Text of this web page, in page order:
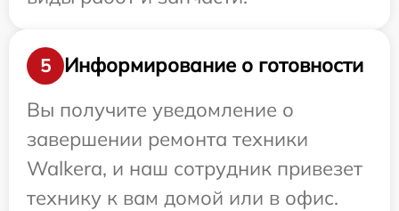
5
Информирование о готовности
Вы получите уведомление о
завершении ремонта техники
Walkera, и наш сотрудник привезет
технику к вам домой или в офис.